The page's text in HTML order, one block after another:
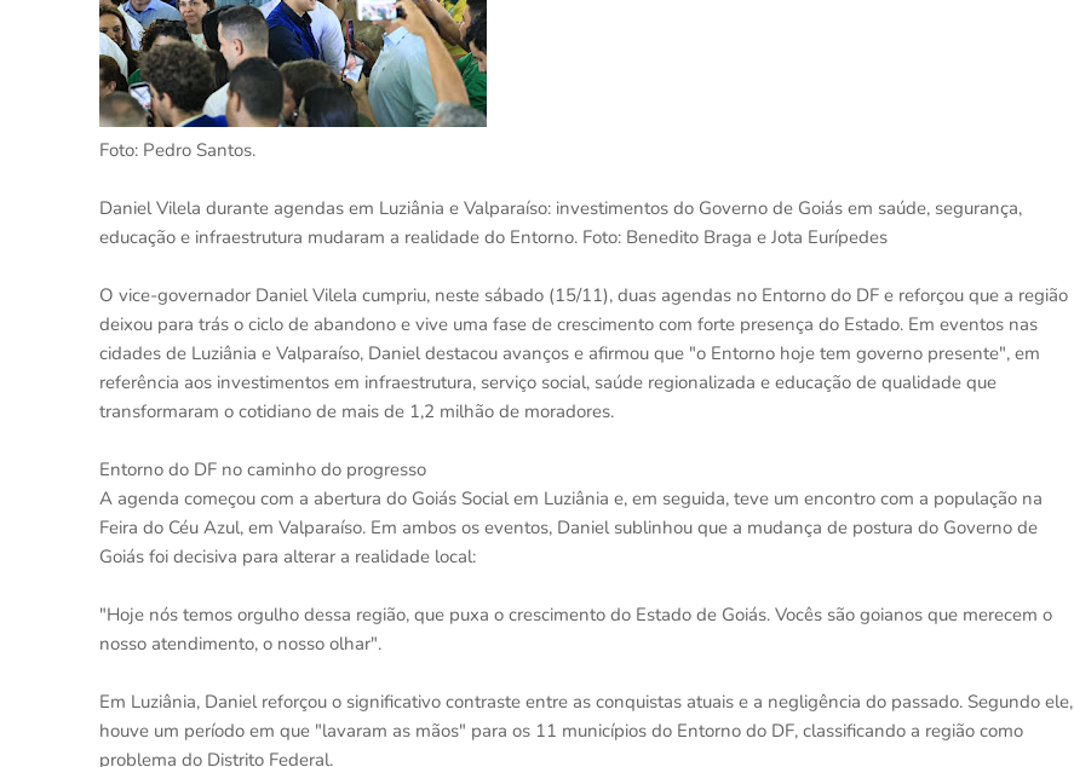
Foto: Pedro Santos.
Daniel Vilela durante agendas em Luziânia e Valparaíso: investimentos do Governo de Goiás em saúde, segurança,
educação e infraestrutura mudaram a realidade do Entorno. Foto: Benedito Braga e Jota Eurípedes
O vice-governador Daniel Vilela cumpriu, neste sábado (15/11), duas agendas no Entorno do DF e reforçou que a região
deixou para trás o ciclo de abandono e vive uma fase de crescimento com forte presença do Estado. Em eventos nas
cidades de Luziânia e Valparaíso, Daniel destacou avanços e afirmou que "o Entorno hoje tem governo presente", em
referência aos investimentos em infraestrutura, serviço social, saúde regionalizada e educação de qualidade que
transformaram o cotidiano de mais de 1,2 milhão de moradores.
Entorno do DF no caminho do progresso
A agenda começou com a abertura do Goiás Social em Luziânia e, em seguida, teve um encontro com a população na
Feira do Céu Azul, em Valparaíso. Em ambos os eventos, Daniel sublinhou que a mudança de postura do Governo de
Goiás foi decisiva para alterar a realidade local:
"Hoje nós temos orgulho dessa região, que puxa o crescimento do Estado de Goiás. Vocês são goianos que merecem o
nosso atendimento, o nosso olhar".
Em Luziânia, Daniel reforçou o significativo contraste entre as conquistas atuais e a negligência do passado. Segundo ele,
houve um período em que "lavaram as mãos" para os 11 municípios do Entorno do DF, classificando a região como
problema do Distrito Federal.